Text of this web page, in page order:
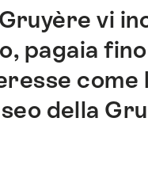
vi
pagaia
come
della